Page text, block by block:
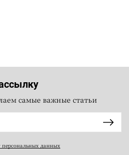
самые важные статьи
персональных данных